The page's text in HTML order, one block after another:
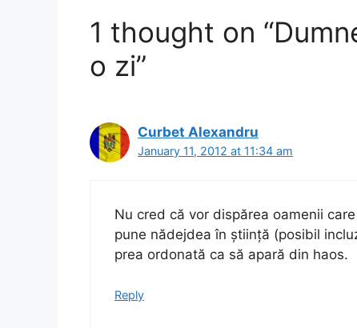
1 thought on
o zi”
Curbet Alexandru
January 11, 2012 at 11:34 am
Nu cred că vor dispărea oamenii
pune nădejdea în știință (posibil
prea ordonată ca să apară din haos.
Reply